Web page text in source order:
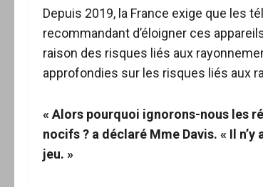
Depuis 2019, la France exige que les
recommandant d’éloigner ces
raison des risques liés aux
approfondies sur les risques liés aux
« Alors pourquoi ignorons-nous les
nocifs ? a déclaré Mme Davis. « Il n’y
jeu. »